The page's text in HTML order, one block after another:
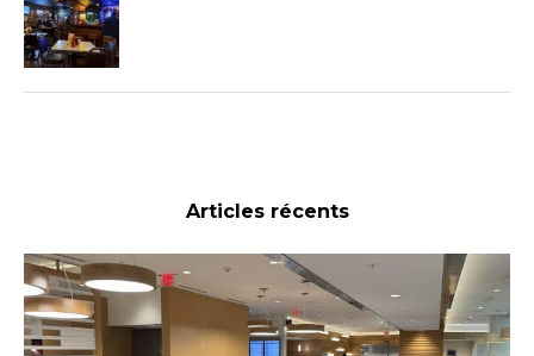
Articles récents